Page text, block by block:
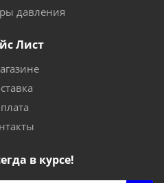
давления
Лист
в курсе!